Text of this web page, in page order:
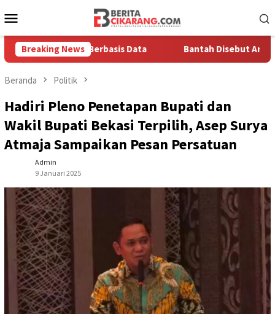
ke
Mobile
Breaking News
Solusi Berbasis Data Bantah Disebut Arogan, Kuasa
Beranda Politik
Hadiri Pleno Penetapan Bupati dan
Wakil Bupati Bekasi Terpilih, Asep Surya
Atmaja Sampaikan Pesan Persatuan
Admin
9 Januari 2025